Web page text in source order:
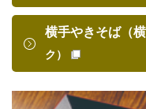
横手やきそば（
ク）